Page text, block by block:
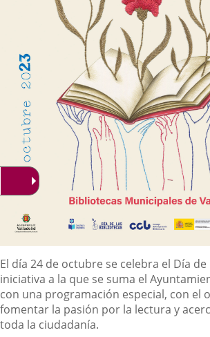
Descripción
El día 24 de octubre se celebra el Día
iniciativa a la que se suma el
con una programación especial, con el
fomentar la pasión por la lectura y
toda la ciudadanía.